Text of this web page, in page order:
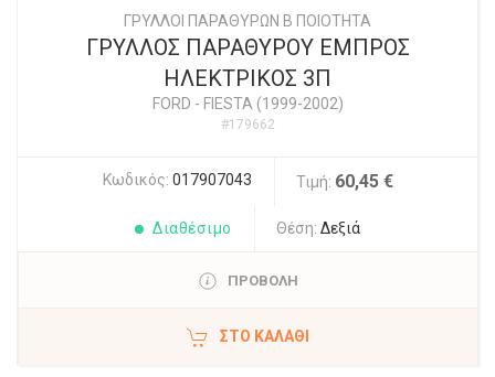
ΓΡΥΛΛΟΙ ΠΑΡΑΘΥΡΩΝ Β ΠΟΙΟΤΗΤΑ
ΓΡΥΛΛΟΣ ΠΑΡΑΘΥΡΟΥ ΕΜΠΡΟΣ
ΗΛΕΚΤΡΙΚΟΣ 3Π
FORD - FIESTA (1999-2002)
#179662
Κωδικός: 017907043 Τιμή: 60,45 €
Διαθέσιμο Θέση: Δεξιά
ΠΡΟΒΟΛΗ
ΣΤΟ ΚΑΛΆΘΙ